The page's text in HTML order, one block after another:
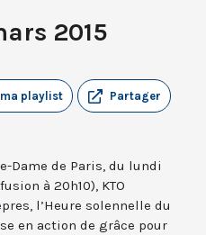
2015
Partager
playlist
Dame de Paris, du lundi
à 20h10), KTO
l’Heure solennelle du
en action de grâce pour